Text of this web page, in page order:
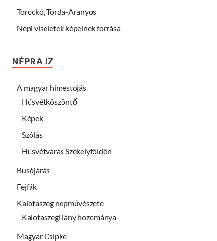
Torockó, Torda-Aranyos
Népi viseletek képeinek forrása
NÉPRAJZ
A magyar hímestojás
Húsvétköszöntő
Képek
Szólás
Húsvétvárás Székelyföldön
Busójárás
Fejfák
Kalotaszeg népművészete
Kalotaszegi lány hozománya
Magyar Csipke